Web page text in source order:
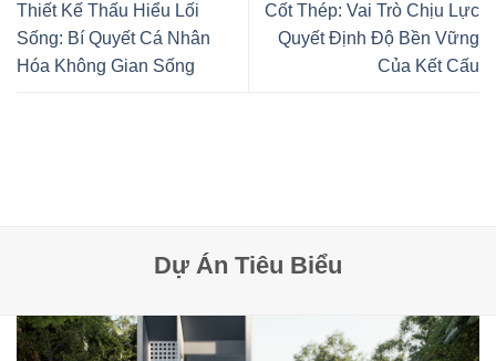
Thiết Kế Thấu Hiểu Lối
Sống: Bí Quyết Cá Nhân
Hóa Không Gian Sống
Cốt Thép: Vai Trò Chịu Lực
Quyết Định Độ Bền Vững
Của Kết Cấu
Dự Án Tiêu Biểu